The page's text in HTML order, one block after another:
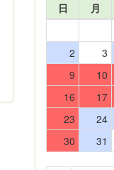
日
月
2
3
9
10
16
17
23
24
30
31